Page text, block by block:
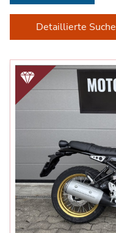
Detaillierte Suche